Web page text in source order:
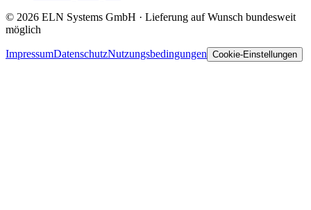
© 2026 ELN Systems GmbH · Lieferung auf Wunsch bundesweit
möglich
ImpressumDatenschutzNutzungsbedingungen Cookie-Einstellungen